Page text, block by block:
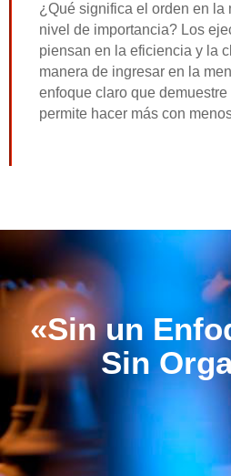
¿Qué significa el orden en la
nivel de importancia? Los
piensan en la eficiencia y la
manera de ingresar en la
enfoque claro que
permite hacer más con
«Sin un
Sin